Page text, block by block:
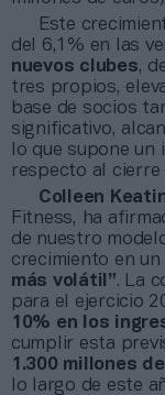
Este
del 6,1% en las
nuevos clubes,
tres propios,
base de socios
significativo,
lo que supone
respecto al cierre
Colleen
Fitness, ha
de nuestro
crecimiento en un
más volátil”. La
para el ejercicio
10% en los
cumplir esta
1.300 millones
lo largo de este